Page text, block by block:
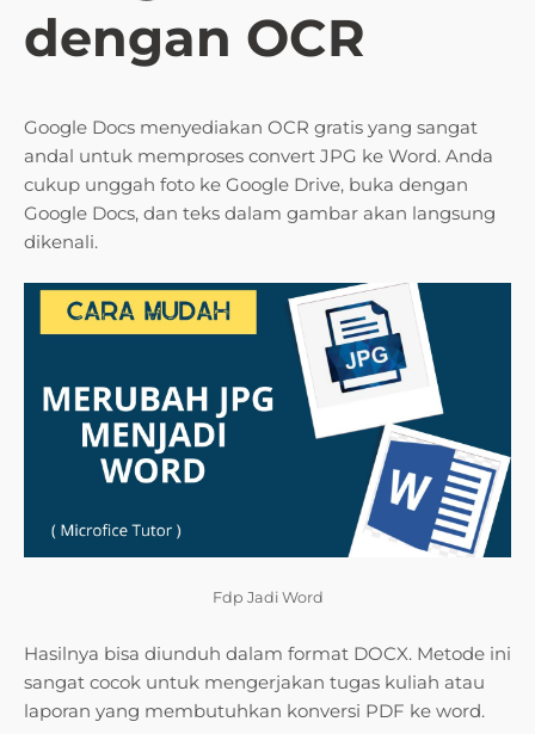
dengan OCR
Google Docs menyediakan OCR gratis yang sangat
andal untuk memproses convert JPG ke Word. Anda
cukup unggah foto ke Google Drive, buka dengan
Google Docs, dan teks dalam gambar akan langsung
dikenali.
Fdp Jadi Word
Hasilnya bisa diunduh dalam format DOCX. Metode ini
sangat cocok untuk mengerjakan tugas kuliah atau
laporan yang membutuhkan konversi PDF ke word.